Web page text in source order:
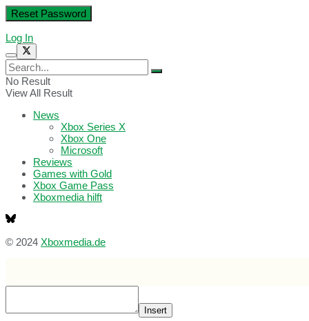
Log In
No Result
View All Result
News
Xbox Series X
Xbox One
Microsoft
Reviews
Games with Gold
Xbox Game Pass
Xboxmedia hilft
© 2024 Xboxmedia.de
Insert